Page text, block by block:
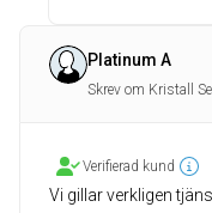
Platinum A
Skrev om Kristall
Verifierad kund
Vi gillar verkligen